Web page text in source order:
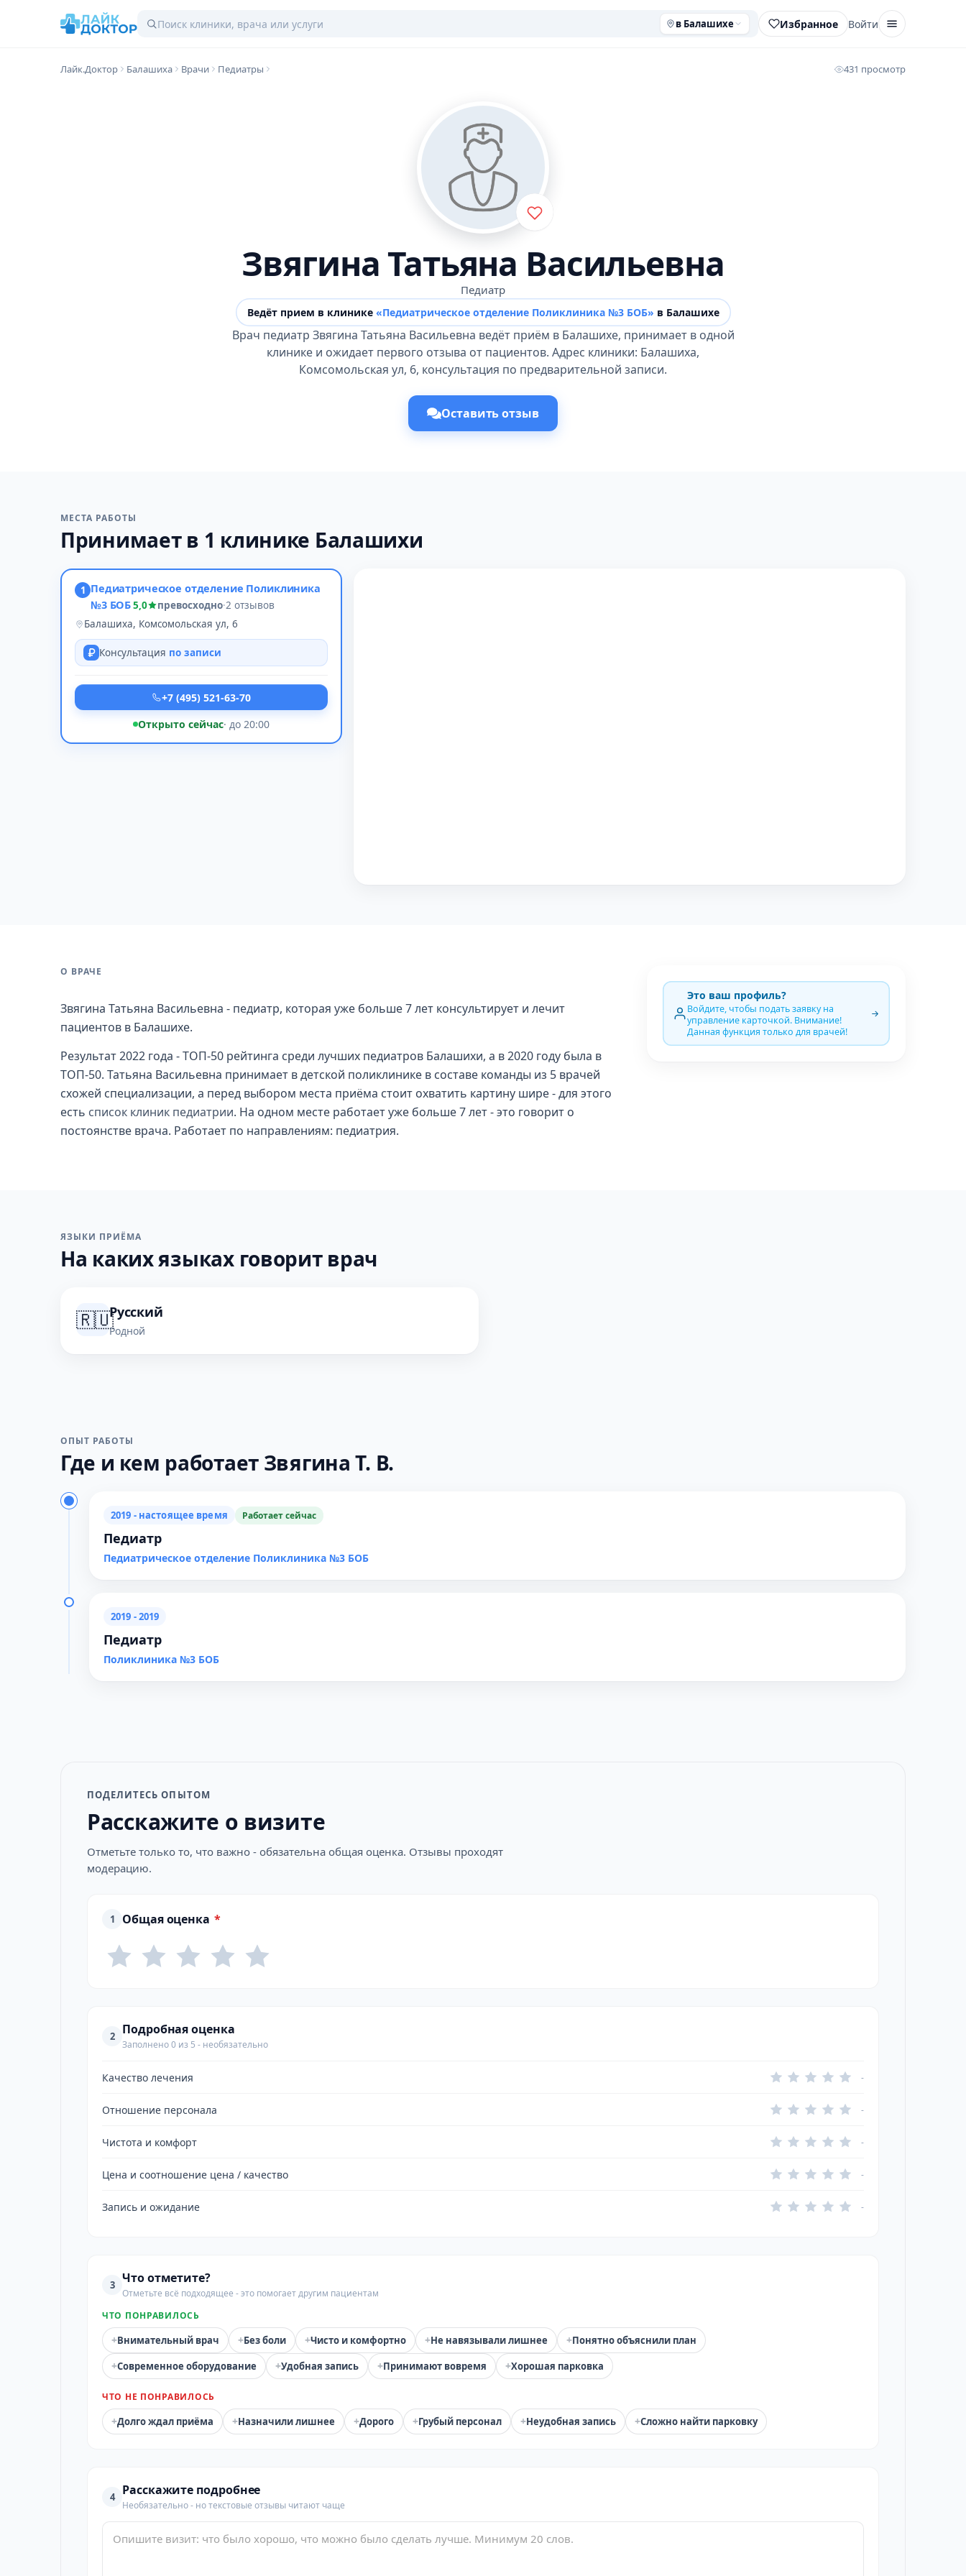
в Балашихе Избранное Войти
Лайк.Доктор Балашиха Врачи Педиатры 431 просмотр
Звягина Татьяна Васильевна
Педиатр
Ведёт прием в клинике «Педиатрическое отделение Поликлиника №3 БОБ» в Балашихе
Врач педиатр Звягина Татьяна Васильевна ведёт приём в Балашихе, принимает в одной
клинике и ожидает первого отзыва от пациентов. Адрес клиники: Балашиха,
Комсомольская ул, 6, консультация по предварительной записи.
Оставить отзыв
МЕСТА РАБОТЫ
Принимает в 1 клинике Балашихи
1 Педиатрическое отделение Поликлиника
№3 БОБ5,0 превосходно·2 отзывов
Балашиха, Комсомольская ул, 6
Консультация по записи
+7 (495) 521-63-70
Открыто сейчас· до 20:00
О ВРАЧЕ
Звягина Татьяна Васильевна - педиатр, которая уже больше 7 лет консультирует и лечит
пациентов в Балашихе.
Результат 2022 года - ТОП-50 рейтинга среди лучших педиатров Балашихи, а в 2020 году была в
ТОП-50. Татьяна Васильевна принимает в детской поликлинике в составе команды из 5 врачей
схожей специализации, а перед выбором места приёма стоит охватить картину шире - для этого
есть список клиник педиатрии. На одном месте работает уже больше 7 лет - это говорит о
постоянстве врача. Работает по направлениям: педиатрия.
Это ваш профиль?
Войдите, чтобы подать заявку на
управление карточкой. Внимание!
Данная функция только для врачей!
ЯЗЫКИ ПРИЁМА
На каких языках говорит врач
🇷🇺Русский
Родной
ОПЫТ РАБОТЫ
Где и кем работает Звягина Т. В.
2019 - настоящее время Работает сейчас
Педиатр
Педиатрическое отделение Поликлиника №3 БОБ
2019 - 2019
Педиатр
Поликлиника №3 БОБ
ПОДЕЛИТЕСЬ ОПЫТОМ
Расскажите о визите
Отметьте только то, что важно - обязательна общая оценка. Отзывы проходят
модерацию.
1 Общая оценка *
2 Подробная оценка
Заполнено 0 из 5 - необязательно
Качество лечения -
Отношение персонала -
Чистота и комфорт -
Цена и соотношение цена / качество -
Запись и ожидание -
3 Что отметите?
Отметьте всё подходящее - это помогает другим пациентам
ЧТО ПОНРАВИЛОСЬ
+Внимательный врач +Без боли +Чисто и комфортно +Не навязывали лишнее +Понятно объяснили план
+Современное оборудование +Удобная запись +Принимают вовремя +Хорошая парковка
ЧТО НЕ ПОНРАВИЛОСЬ
+Долго ждал приёма +Назначили лишнее +Дорого +Грубый персонал +Неудобная запись +Сложно найти парковку
4 Расскажите подробнее
Необязательно - но текстовые отзывы читают чаще